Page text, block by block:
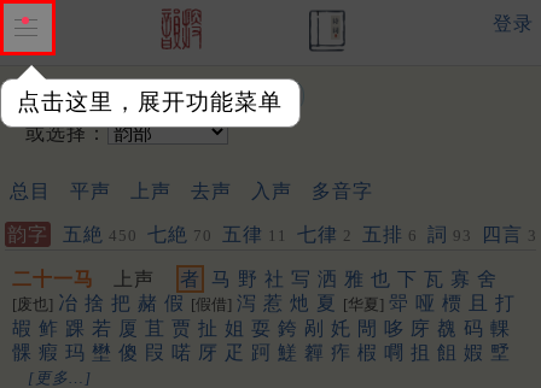
点击这里，展开功能菜单
登录
输入韵字：
或选择：
总目 平声 上声 去声 入声 多音字
韵字 五絶 450 七絶 70 五律 11 七律 2 五排 6 詞 93 四言
二十一马 上声 者 马 野 社 写 洒 雅 也 下 瓦 寡 舍
[废也] 冶 捨 把 赭 假 [假借] 泻 惹 灺 夏 [华夏] 斝 哑 槚 且
打
嘏 鲊 踝 若 厦 苴 贾 扯 姐 耍 銙 剐 奼 閜 哆 庌 䰩 码 輠
髁 瘕 玛 壄 傻 叚 喏 厊 疋 跒 䱹 奲 痄 椵 㗿 抯 飷 婽 㙒
[更多…]